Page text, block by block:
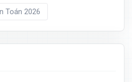
Toán 2026